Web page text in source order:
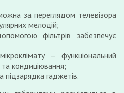
за переглядом телевізора
мелодій;
фільтрів забезпечує
– функціональний
кондиціювання;
гаджетів.